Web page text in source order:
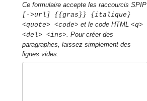
Ce formulaire accepte les raccourcis SPIP
[->url] {{gras}} {italique}
<quote> <code> et le code HTML<q>
<del> <ins> . Pour créer des
paragraphes, laissez simplement des
lignes vides.